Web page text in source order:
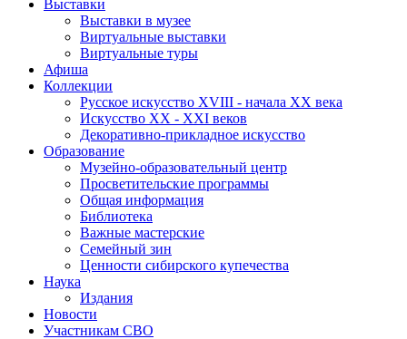
Выставки
Выставки в музее
Виртуальные выставки
Виртуальные туры
Афиша
Коллекции
Русское искусство ХVIII - начала ХХ века
Искусство ХХ - ХХI веков
Декоративно-прикладное искусство
Образование
Музейно-образовательный центр
Просветительские программы
Общая информация
Библиотека
Важные мастерские
Семейный зин
Ценности сибирского купечества
Наука
Издания
Новости
Участникам СВО